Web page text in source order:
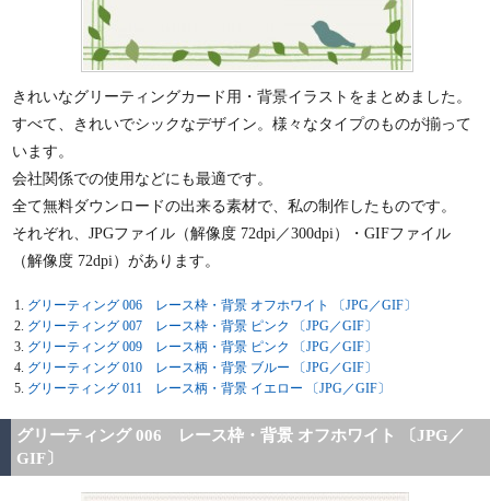
きれいなグリーティングカード用・背景イラストをまとめました。
すべて、きれいでシックなデザイン。様々なタイプのものが揃って
います。
会社関係での使用などにも最適です。
全て無料ダウンロードの出来る素材で、私の制作したものです。
それぞれ、JPGファイル（解像度 72dpi／300dpi）・GIFファイル
（解像度 72dpi）があります。
グリーティング 006 レース枠・背景 オフホワイト 〔JPG／GIF〕
グリーティング 007 レース枠・背景 ピンク 〔JPG／GIF〕
グリーティング 009 レース柄・背景 ピンク 〔JPG／GIF〕
グリーティング 010 レース柄・背景 ブルー 〔JPG／GIF〕
グリーティング 011 レース柄・背景 イエロー 〔JPG／GIF〕
グリーティング 006 レース枠・背景 オフホワイト 〔JPG／
GIF〕